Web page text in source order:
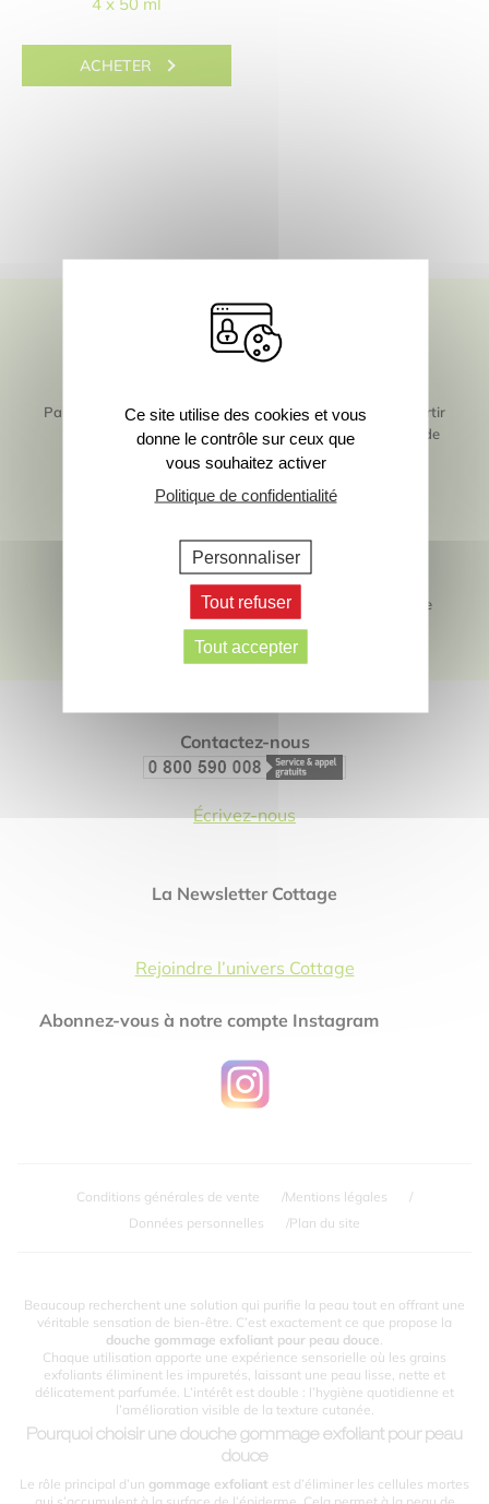
ACHETER
Paiement 100% sécurisé
Livraison offerte à partir
de 40€* de commande
Service client à votre
Contactez-nous
Écrivez-nous
La Newsletter Cottage
Rejoindre l’univers Cottage
Abonnez-vous à notre compte Instagram
Conditions générales de vente
Mentions légales
Données personnelles
Plan du site
Beaucoup recherchent une solution qui purifie la peau tout en offrant une
véritable sensation de bien-être. C’est exactement ce que propose la
douche gommage exfoliant pour peau douce.
Chaque utilisation apporte une expérience sensorielle où les grains
exfoliants éliminent les impuretés, laissant une peau lisse, nette et
délicatement parfumée. L’intérêt est double : l’hygiène quotidienne et
l’amélioration visible de la texture cutanée.
Pourquoi choisir une douche gommage exfoliant pour peau
douce
Le rôle principal d’un gommage exfoliant est d’éliminer les cellules mortes
Ce site utilise des cookies et vous
donne le contrôle sur ceux que
vous souhaitez activer
Politique de confidentialité
Personnaliser
Tout refuser
Tout accepter